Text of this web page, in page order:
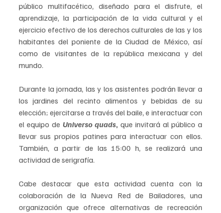
público multifacético, diseñado para el disfrute, el
aprendizaje, la participación de la vida cultural y el
ejercicio efectivo de los derechos culturales de las y los
habitantes del poniente de la Ciudad de México, así
como de visitantes de la república mexicana y del
mundo.
Durante la jornada, las y los asistentes podrán llevar a
los jardines del recinto alimentos y bebidas de su
elección; ejercitarse a través del baile, e interactuar con
el equipo de Universo quads, que invitará al público a
llevar sus propios patines para interactuar con ellos.
También, a partir de las 15:00 h, se realizará una
actividad de serigrafía.
Cabe destacar que esta actividad cuenta con la
colaboración de la Nueva Red de Bailadores, una
organización que ofrece alternativas de recreación